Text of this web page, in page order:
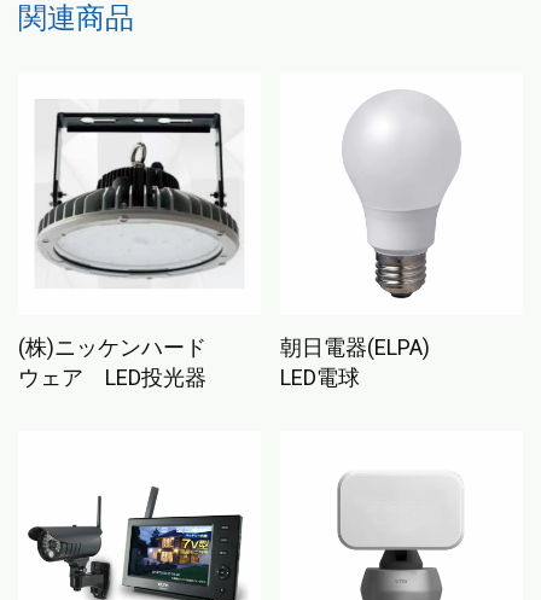
こちらもおすすめ…
(株)ニッケンハード
ウェア LED投光器
朝日電器(ELPA)
LED電球